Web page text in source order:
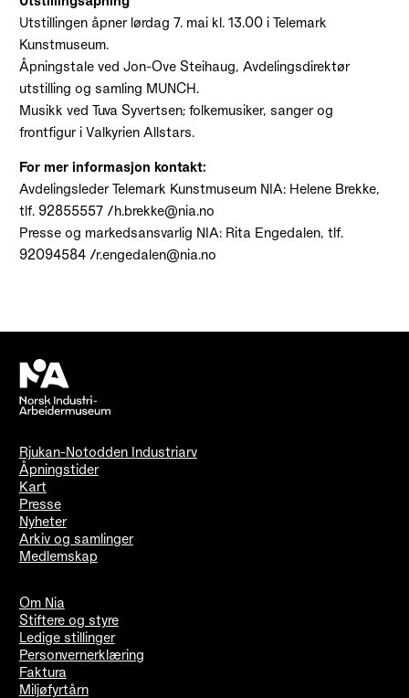
Utstillingen åpner lørdag 7. mai kl. 13.00 i Telemark
Kunstmuseum.
Åpningstale ved Jon-Ove Steihaug, Avdelingsdirektør
utstilling og samling MUNCH.
Musikk ved Tuva Syvertsen; folkemusiker, sanger og
frontfigur i Valkyrien Allstars.
For mer informasjon kontakt:
Avdelingsleder Telemark Kunstmuseum NIA: Helene Brekke,
tlf. 92855557 /h.brekke@nia.no
Presse og markedsansvarlig NIA: Rita Engedalen, tlf.
92094584 /r.engedalen@nia.no
Rjukan-Notodden Industriarv
Åpningstider
Kart
Presse
Nyheter
Arkiv og samlinger
Medlemskap
Om Nia
Stiftere og styre
Ledige stillinger
Personvernerklæring
Faktura
Miljøfyrtårn